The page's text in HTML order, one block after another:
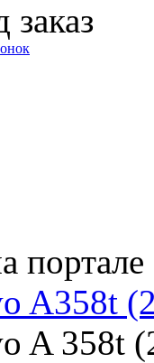
заказ
портале
A358t
A 358t